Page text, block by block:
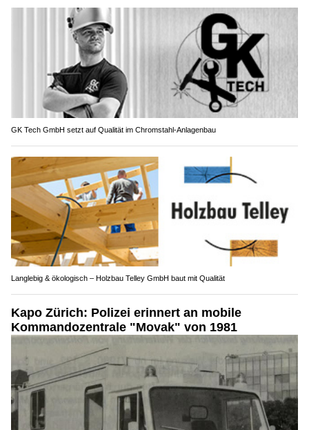
GK Tech GmbH setzt auf Qualität im Chromstahl-Anlagenbau
Langlebig & ökologisch – Holzbau Telley GmbH baut mit Qualität
Kapo Zürich: Polizei erinnert an mobile
Kommandozentrale "Movak" von 1981